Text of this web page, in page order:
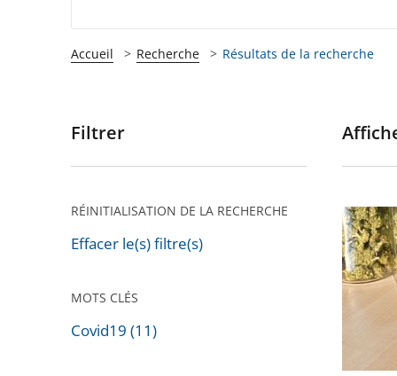
Accueil Recherche Résultats de la recherche
Passer
pour
après
Filtrer
RÉINITIALISATION DE LA RECHERCHE
Effacer le(s) filtre(s)
MOTS CLÉS
Covid19 (11)
CBD
:
de
la